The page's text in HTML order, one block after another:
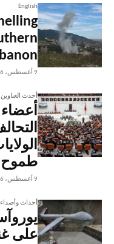
English
9 أغسطس، 2026
أحدث العناوين
طموح
9 أغسطس، 2026
أحداث وأصداء
على